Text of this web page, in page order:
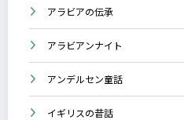
アラビアの伝承
アラビアンナイト
アンデルセン童話
イギリスの昔話